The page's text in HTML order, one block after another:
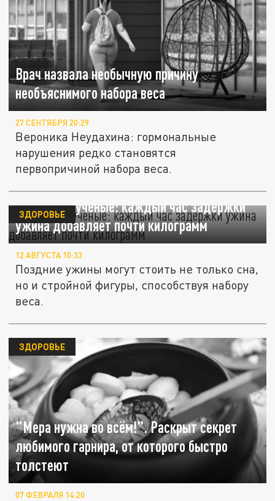
Врач назвала необычную причину
необъяснимого набора веса
27 СЕНТЯБРЯ 20:29
Вероника Неудахина: гормональные
нарушения редко становятся
первопричиной набора веса.
Испанские ученые: каждый час задержки
ужина добавляет почти килограмм
ЗДОРОВЬЕ
12 АВГУСТА 10:33
Поздние ужины могут стоить не только сна,
но и стройной фигуры, способствуя набору
веса.
"Мера нужна во всём!". Раскрыт секрет
любимого гарнира, от которого быстро
толстеют
ЗДОРОВЬЕ
07 ФЕВРАЛЯ 14:20